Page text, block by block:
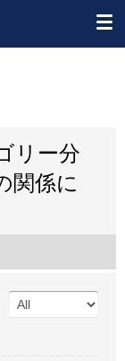
リー分
関係に